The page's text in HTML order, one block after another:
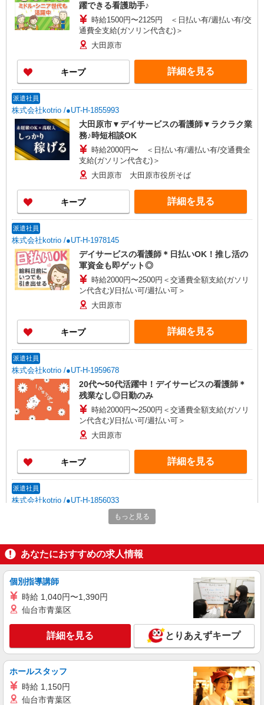
躍できる看護助手♪
時給1500円〜2125円 ＜日払い有/週払い有/交
通費全支給(ガソリン代含む)＞
大田原市
キープ 詳細を見る
派遣社員
株式会社kotrio /●UT-H-1855993
大田原市▼デイサービスの看護師▼ラクラク業
務♪時短相談OK
時給2000円〜 ＜日払い有/週払い有/交通費全
支給(ガソリン代含む)＞
大田原市 大田原市役所そば
キープ 詳細を見る
派遣社員
株式会社kotrio /●UT-H-1978145
デイサービスの看護師＊日払いOK！推し活の
軍資金も即ゲット◎
時給2000円〜2500円＜交通費全額支給(ガソリ
ン代含む)/日払い可/週払い可＞
大田原市
キープ 詳細を見る
派遣社員
株式会社kotrio /●UT-H-1959678
20代〜50代活躍中！デイサービスの看護師＊
残業なし◎日勤のみ
時給2000円〜2500円＜交通費全額支給(ガソリ
ン代含む)/日払い可/週払い可＞
大田原市
キープ 詳細を見る
派遣社員
株式会社kotrio /●UT-H-1856033
福祉看護は人生のサポーター。シニア住宅の看
護STAFF。日払いOK
い・週払いOK/履歴書不要＞
大田原市 大田原市役所そば
キープ 詳細を見る
株式会社kotrio /●UT-H-1909019
大田原市＊病院のサポート役♪高時給＆充実の
研修で安心スタート
時給1500円〜2125円 ＜日払い有/週払い有/交
もっと見る
あなたにおすすめの求人情報
個別指導講師
時給 1,040円〜1,390円
仙台市青葉区
詳細を見る とりあえずキープ
ホールスタッフ
時給 1,150円
仙台市青葉区